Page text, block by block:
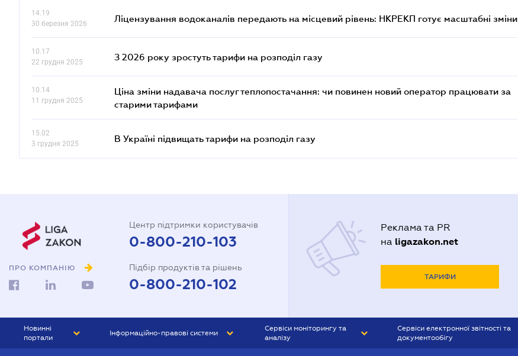
14.19
30 березня 2026
Ліцензування водоканалів передають на місцевий рівень: НКРЕКП готує масштабні зміни
10.17
22 грудня 2025
З 2026 року зростуть тарифи на розподіл газу
10.14
11 грудня 2025
Ціна зміни надавача послуг теплопостачання: чи повинен новий оператор працювати за
старими тарифами
15.02
3 грудня 2025
В Україні підвищать тарифи на розподіл газу
ПРО КОМПАНІЮ
Центр підтримки користувачів
0-800-210-103
Підбір продуктів та рішень
0-800-210-102
Реклама та PR
на ligazakon.net
ТАРИФИ
Новинні
портали
Інформаційно-правові системи
Сервіси моніторингу та
аналізу
Сервіси електронної звітності та
документообігу